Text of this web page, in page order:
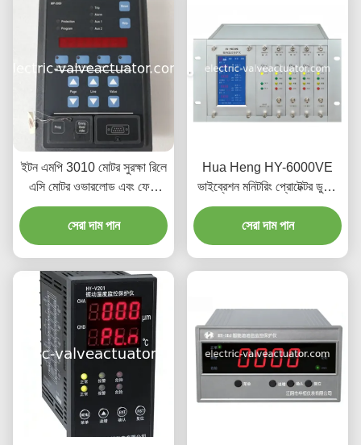
ইটন এমপি 3010 মোটর সুরক্ষা রিলে
এসি মোটর ওভারলোড এবং ফেজ
সুরক্ষার জন্য উচ্চ কার্যকারিতা মডিউল
সেরা দাম পান
Hua Heng HY-6000VE
ভাইব্রেশন মনিটরিং প্রোটেক্টর ডুয়াল
চ্যানেল ইন্ডাস্ট্রিয়াল
সেরা দাম পান